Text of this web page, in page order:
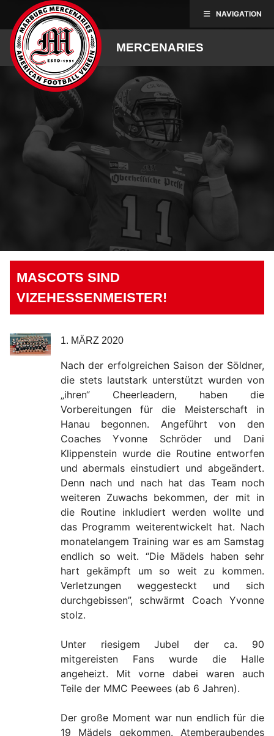
content
MERCENARIES
MASCOTS SIND
VIZEHESSENMEISTER!
1. MÄRZ 2020
Nach der erfolgreichen Saison der Söldner,
die stets lautstark unterstützt wurden von
„ihren“ Cheerleadern, haben die
Vorbereitungen für die Meisterschaft in
Hanau begonnen. Angeführt von den
Coaches Yvonne Schröder und Dani
Klippenstein wurde die Routine entworfen
und abermals einstudiert und abgeändert.
Denn nach und nach hat das Team noch
weiteren Zuwachs bekommen, der mit in
die Routine inkludiert werden wollte und
das Programm weiterentwickelt hat. Nach
monatelangem Training war es am Samstag
endlich so weit. “Die Mädels haben sehr
hart gekämpft um so weit zu kommen.
Verletzungen weggesteckt und sich
durchgebissen”, schwärmt Coach Yvonne
stolz.
Unter riesigem Jubel der ca. 90
mitgereisten Fans wurde die Halle
angeheizt. Mit vorne dabei waren auch
Teile der MMC Peewees (ab 6 Jahren).
Der große Moment war nun endlich für die
19 Mädels gekommen. Atemberaubendes
NAVIGATION